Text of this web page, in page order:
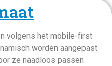
volgens het mobile-first
worden aangepast
ze naadloos passen